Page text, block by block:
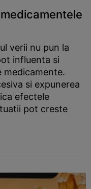
verii nu pun la
influenta si
medicamente.
si expunerea
efectele
pot creste